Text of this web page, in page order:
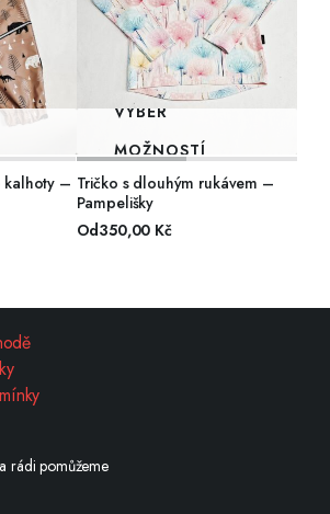
kalhoty –
VÝBĚR
MOŽNOSTÍ
Tričko s dlouhým rukávem –
Pampelišky
Od350,00 Kč
rádi pomůžeme